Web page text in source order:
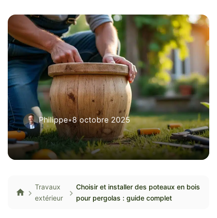
Philippe•8 octobre 2025
Travaux
extérieur
Choisir et installer des poteaux en bois
pour pergolas : guide complet